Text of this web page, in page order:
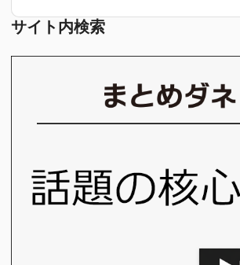
サイト内検索